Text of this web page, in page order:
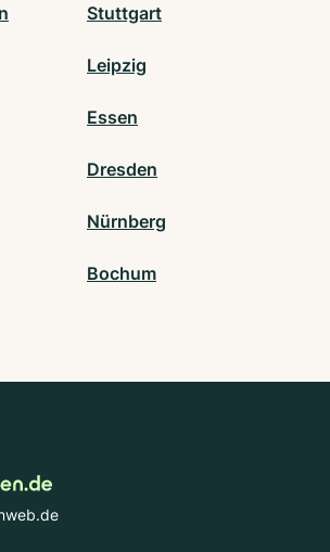
Stuttgart
Leipzig
Essen
Dresden
Nürnberg
Bochum